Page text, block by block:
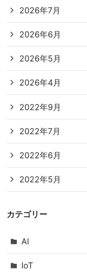
2026年7月
2026年6月
2026年5月
2026年4月
2022年9月
2022年7月
2022年6月
2022年5月
カテゴリー
AI
IoT